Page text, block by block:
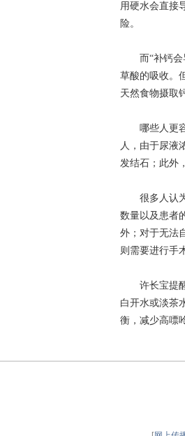
用硬水会直接
险。
而“补钙会导
草酸的吸收。
天然食物摄取
哪些人更容
人，由于尿液
发结石；此外
很多人认为
数量以及患者
外；对于无法
则需要进行手
许长宝提醒
白开水或淡茶
衡，减少高嘌